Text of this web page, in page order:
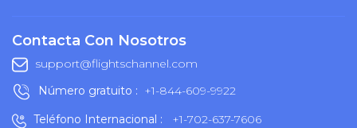
Contacta Con Nosotros
support@flightschannel.com
Número gratuito : +1-844-609-9922
Teléfono Internacional :
+1-702-637-7606